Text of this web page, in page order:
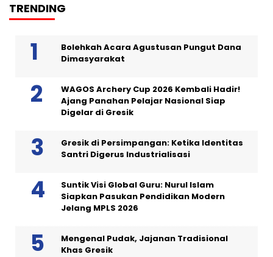
TRENDING
Bolehkah Acara Agustusan Pungut Dana
Dimasyarakat
WAGOS Archery Cup 2026 Kembali Hadir!
Ajang Panahan Pelajar Nasional Siap
Digelar di Gresik
Gresik di Persimpangan: Ketika Identitas
Santri Digerus Industrialisasi
Suntik Visi Global Guru: Nurul Islam
Siapkan Pasukan Pendidikan Modern
Jelang MPLS 2026
Mengenal Pudak, Jajanan Tradisional
Khas Gresik